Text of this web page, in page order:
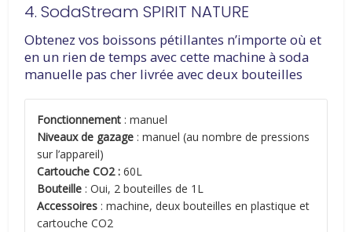
4. SodaStream SPIRIT NATURE
Obtenez vos boissons pétillantes n’importe où et
en un rien de temps avec cette machine à soda
manuelle pas cher livrée avec deux bouteilles
Fonctionnement : manuel
Niveaux de gazage : manuel (au nombre de pressions
sur l’appareil)
Cartouche CO2 :60L
Bouteille : Oui, 2 bouteilles de 1L
Accessoires : machine, deux bouteilles en plastique et
cartouche CO2